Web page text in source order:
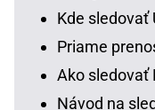
Kde sledovať
Priame
Ako sledovať
Návod na